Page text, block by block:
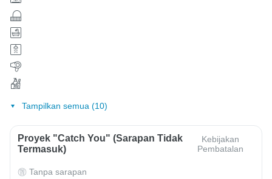
Tampilkan semua (10)
Proyek "Catch You" (Sarapan Tidak
Termasuk)
Kebijakan
Pembatalan
Tanpa sarapan